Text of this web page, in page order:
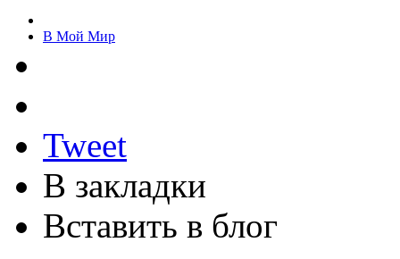
В Мой Мир
Tweet
В закладки
Вставить в блог